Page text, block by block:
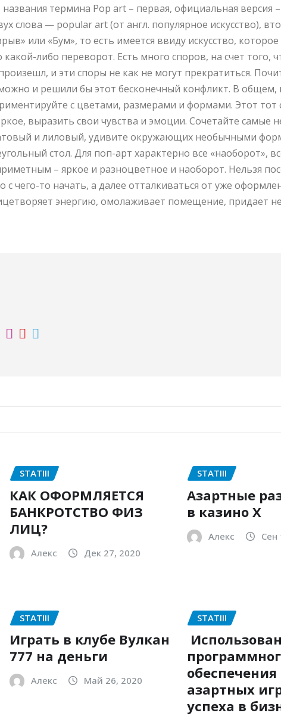
термина Pop art – первая, официальная версия
слова — popular art (от англ. популярное искусство),
или «Бум», то есть имеется ввиду искусство,
либо переворот. Есть много споров, на счет того,
и эти споры не как не могут прекратиться.
и решили бы этот бесконечный конфликт. В общем,
с цветами, размерами и формами. Этот тот
выразить свои чувства и эмоции. Сочетайте самые
и лиловый, удивите окружающих необычными
стол. Для поп-арт характерно все «наоборот»,
– яркое и разноцветное и наоборот. Нельзя
чего-то начать, а далее отталкиваться от уже
энергию, омолаживает помещение, придает
STATIII
КАК ОФОРМЛЯЕТСЯ
БАНКРОТСТВО ФИЗ
ЛИЦ?
Алекс Дек 27, 2020
STATIII
Азартные
в казино Х
Алекс Сен
STATIII
Играть в клубе Вулкан
777 на деньги
Алекс Май 26, 2020
STATIII
обеспечения
азартных
успеха в